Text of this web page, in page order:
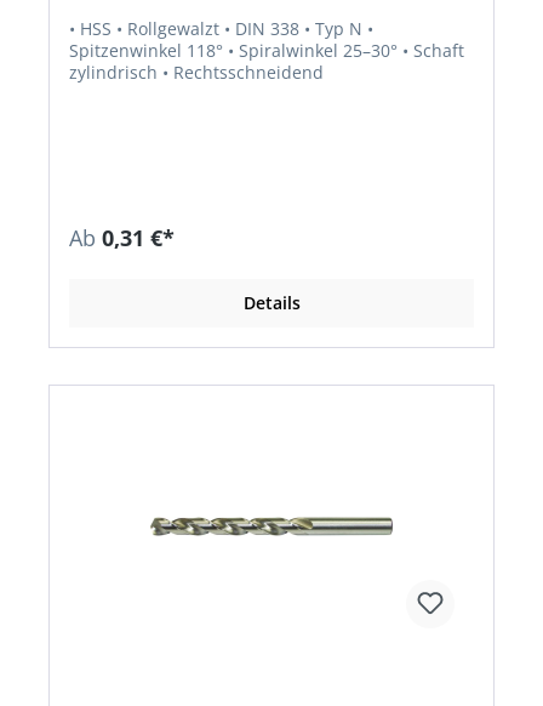
• HSS • Rollgewalzt • DIN 338 • Typ N •
Spitzenwinkel 118° • Spiralwinkel 25–30° • Schaft
zylindrisch • Rechtsschneidend
Ab 0,31 €*
Details